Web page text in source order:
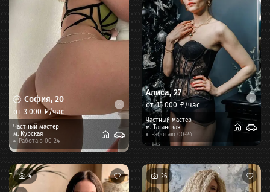
София, 20
от 3 000 ₽/час
Частный мастер
м. Курская
Работаю 00-24
Алиса,27
от15 000 ₽/час
Частный мастер
м. Таганская
Работаю 00-24
4 26